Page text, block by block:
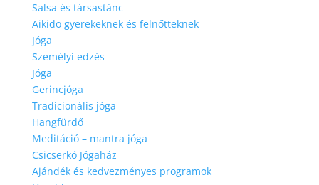
Salsa és társastánc
Aikido gyerekeknek és felnőtteknek
Jóga
Személyi edzés
Jóga
Gerincjóga
Tradicionális jóga
Hangfürdő
Meditáció – mantra jóga
Csicserkó Jógaház
Ajándék és kedvezményes programok